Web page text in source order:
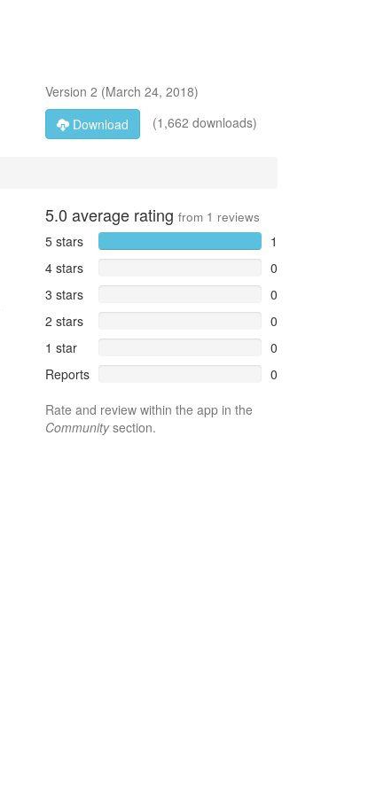
Version 2 (March 24, 2018)
Download
(1,662 downloads)
5.0 average rating from 1 reviews
5 stars
1
4 stars
0
3 stars
0
2 stars
0
1 star
0
Reports
0
Rate and review within the app in the
Communitysection.